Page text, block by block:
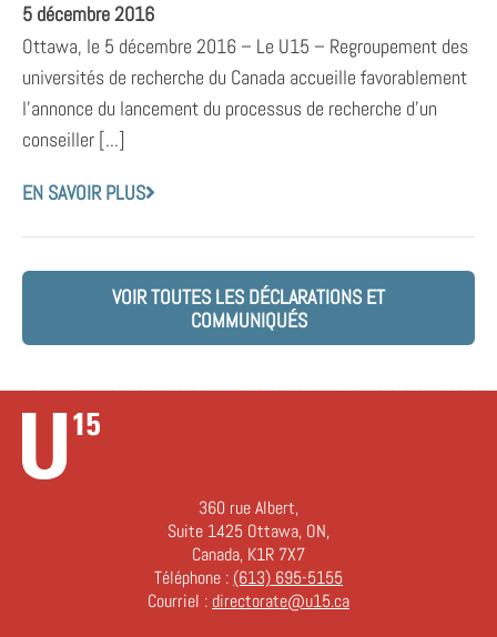
5 décembre 2016
Ottawa, le 5 décembre 2016 – Le U15 – Regroupement des
universités de recherche du Canada accueille favorablement
l’annonce du lancement du processus de recherche d’un
conseiller [...]
EN SAVOIR PLUS
VOIR TOUTES LES DÉCLARATIONS ET
COMMUNIQUÉS
360 rue Albert,
Suite 1425 Ottawa, ON,
Canada, K1R 7X7
Téléphone : (613) 695-5155
Courriel : directorate@u15.ca